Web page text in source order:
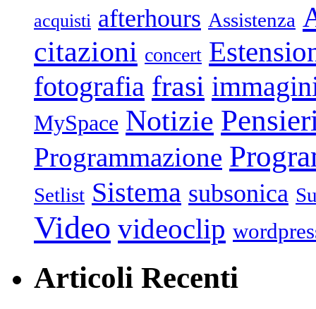
acquisti afterhours Assistenza
citazioni concert
fotografia frasi
MySpace Notizie
Programmazione
Setlist Sistema subsonica
Video videoclip
Articoli Recenti